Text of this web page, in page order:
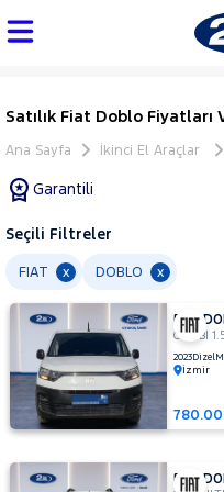
Satılık Fiat Doblo Fiyatları
Ana Sayfa İkinci El Araçlar
Garantili
Tüm
Araçlar
AUDI
BMC
BMW
BYD
Seçili Filtreler
FIAT x DOBLO x
FIAT
COMBI
2023Dizel
İzmir
FIAT